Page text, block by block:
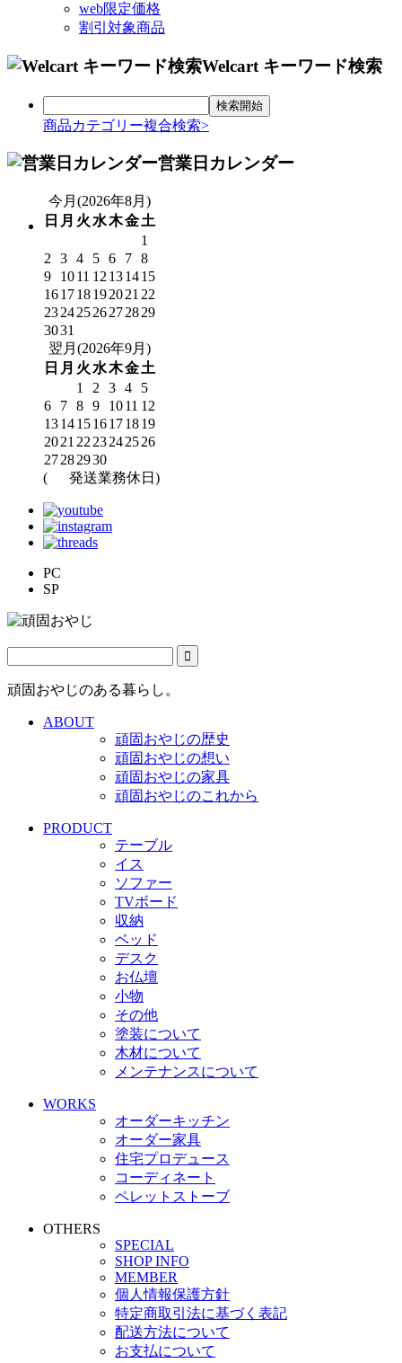
web限定価格
割引対象商品
Welcart キーワード検索
商品カテゴリー複合検索>
営業日カレンダー
今月(2026年8月)
日 月 火 水木金土
1
2
3 4 5 6 7 8
9
1011 12 131415
161718192021 22
23242526272829
3031
翌月(2026年9月)
日 月 火 水木金土
1
2 3 4
5
6
7 8 9 1011 12
13141516171819
2021 22 23242526
27282930
(
発送業務休日)
PC
SP
頑固おやじのある暮らし。
ABOUT
頑固おやじの歴史
頑固おやじの想い
頑固おやじの家具
頑固おやじのこれから
PRODUCT
テーブル
イス
ソファー
TVボード
収納
ベッド
デスク
お仏壇
小物
その他
塗装について
木材について
メンテナンスについて
WORKS
オーダーキッチン
オーダー家具
住宅プロデュース
コーディネート
ペレットストーブ
OTHERS
SPECIAL
SHOP INFO
MEMBER
個人情報保護方針
特定商取引法に基づく表記
配送方法について
お支払について